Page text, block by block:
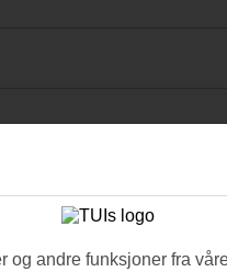
og andre funksjoner fra